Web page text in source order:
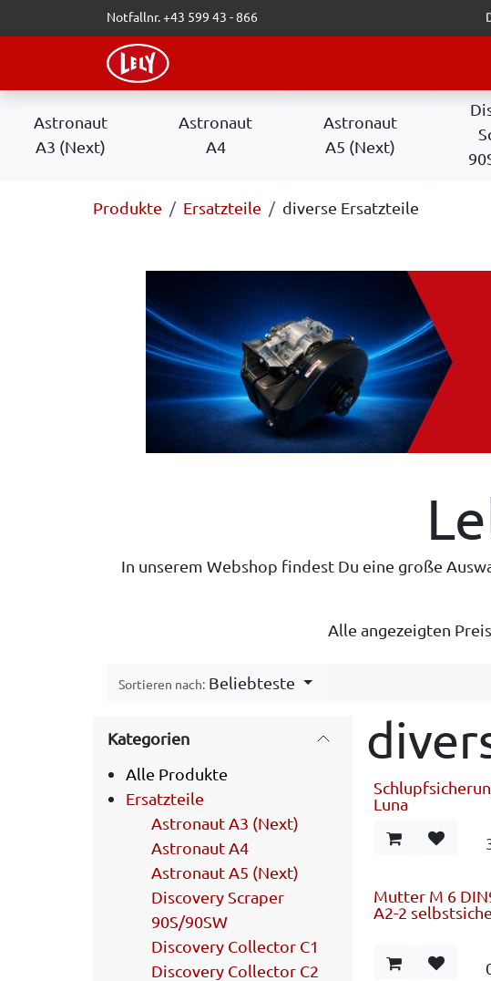
Zum Inhalt springenNotfallnr. +43 599 43 - 866
Astronaut
A3 (Next)
Astronaut
A4
Astronaut
A5 (Next)
Produkte Ersatzteile diverse Ersatzteile
In unserem Webshop findest Du eine große
Alle angezeigten
Sortieren nach: Beliebteste
Kategorien
Alle Produkte
Ersatzteile
Astronaut A3 (Next)
Astronaut A4
Astronaut A5 (Next)
Discovery Scraper
90S/90SW
Discovery Collector C1
Discovery Collector C2
Luna
Mutter M 6
A2-2